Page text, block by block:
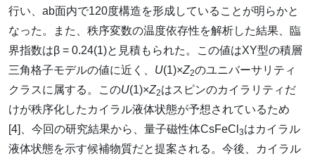
行い、ab面内で120度構造を形成していることが明らかと
なった。また、秩序変数の温度依存性を解析した結果、臨
界指数はβ = 0.24(1)と見積もられた。この値はXY型の積層
三角格子モデルの値に近く、 U(1)×Z2のユニバーサリティ
クラスに属する。このU(1)×Z2はスピンのカイラリティだ
けが秩序化したカイラル液体状態が予想されているため
[4]、今回の研究結果から、量子磁性体CsFeCl 3はカイラル
液体状態を示す候補物質だと提案される。今後、カイラル